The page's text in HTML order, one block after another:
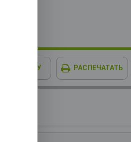
В КОРЗИНУ РАСПЕЧАТАТЬ